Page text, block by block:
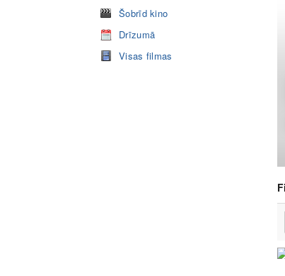
Šobrīd kino
Drīzumā
Visas filmas